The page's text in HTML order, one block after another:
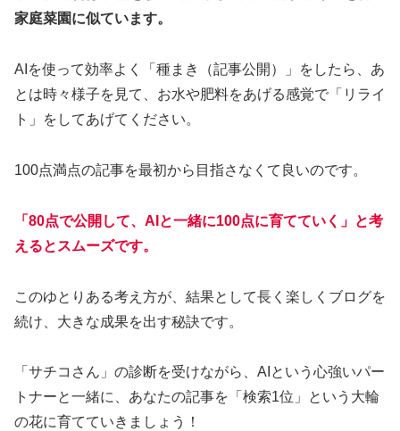
家庭菜園に似ています。
AIを使って効率よく「種まき（記事公開）」をしたら、あ
とは時々様子を見て、お水や肥料をあげる感覚で「リライ
ト」をしてあげてください。
100点満点の記事を最初から目指さなくて良いのです。
「80点で公開して、AIと一緒に100点に育てていく」と考
えるとスムーズです。
このゆとりある考え方が、結果として長く楽しくブログを
続け、大きな成果を出す秘訣です。
「サチコさん」の診断を受けながら、AIという心強いパー
トナーと一緒に、あなたの記事を「検索1位」という大輪
の花に育てていきましょう！